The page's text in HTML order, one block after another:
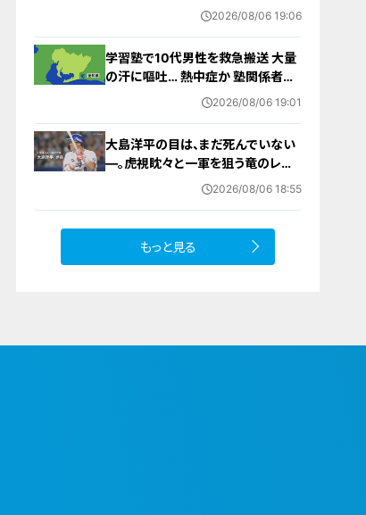
を踏まえ判断｣ 夏季連休明けの17日
2026/08/06 19:06
学習塾で10代男性を救急搬送 大量
の汗に嘔吐… 熱中症か 塾関係者が
消防に通報 名古屋 2026/08/06 19:01
大島洋平の目は、まだ死んでいない
―。虎視眈々と一軍を狙う竜のレジ
ェンドが明かした現状とドラゴンズ
2026/08/06 18:55
もっと見る